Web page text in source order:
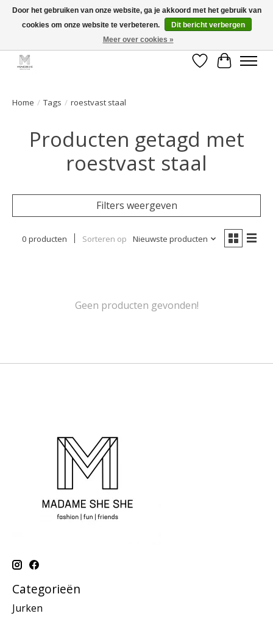
GRATIS verzending vanaf €50 voor BE - €75 voor NL - After pay mogelijk!
Verlanglijst
Home / Tags / roestvast staal
Producten getagd met
roestvast staal
Filters weergeven
0 producten Sorteren op Nieuwste producten
Geen producten gevonden!
Categorieën
Jurken
Door het gebruiken van onze website, ga je akkoord met het gebruik van
cookies om onze website te verbeteren.
Dit bericht verbergen
Meer over cookies »